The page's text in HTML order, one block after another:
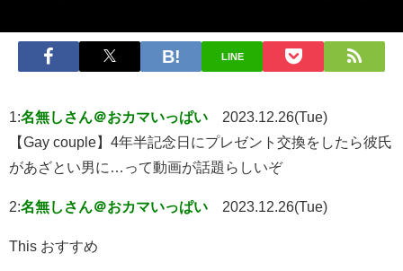
LINE
1:名無しさん＠おカマいっぱい
2023.12.26(Tue)
【Gay couple】4年半記念日にプレゼント交換をしたら彼氏
があざとい男に…って動画が話題らしいぞ
2:名無しさん＠おカマいっぱい 2023.12.26(Tue)
This おすすめ